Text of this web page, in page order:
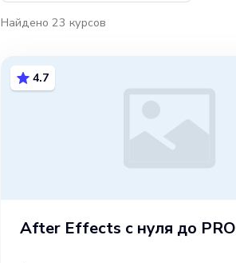
Найдено 23 курсов
4.7
After Effects с нуля до PRO